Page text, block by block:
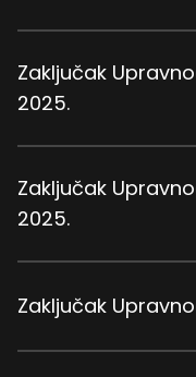
Zaključak
2025.
Zaključak
2025.
Zaključak